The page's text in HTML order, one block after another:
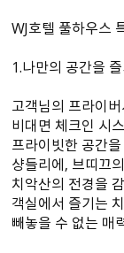
WJ호텔 풀하우스
1.나만의 공간을
고객님의 프라이
비대면 체크인 시
프라이빗한 공간
샹들리에, 브띠끄
치악산의 전경을
객실에서 즐기는
빼놓을 수 없는 매